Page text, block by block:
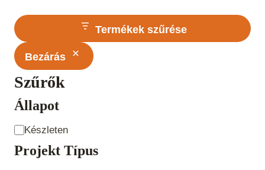
Termékek szűrése
Bezárás
Szűrők
Állapot
Állapot
Készleten
Projekt Típus